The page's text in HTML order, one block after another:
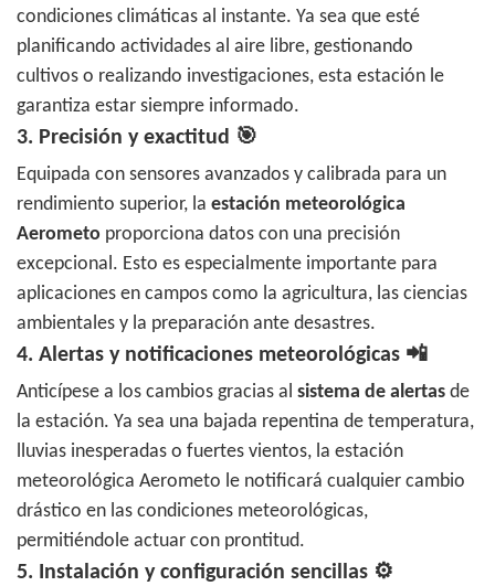
condiciones climáticas al instante. Ya sea que esté
planificando actividades al aire libre, gestionando
cultivos o realizando investigaciones, esta estación le
garantiza estar siempre informado.
3. Precisión y exactitud 🎯
Equipada con sensores avanzados y calibrada para un
rendimiento superior, la estación meteorológica
Aerometo proporciona datos con una precisión
excepcional. Esto es especialmente importante para
aplicaciones en campos como la agricultura, las ciencias
ambientales y la preparación ante desastres.
4. Alertas y notificaciones meteorológicas 📲
Anticípese a los cambios gracias al sistema de alertas de
la estación. Ya sea una bajada repentina de temperatura,
lluvias inesperadas o fuertes vientos, la estación
meteorológica Aerometo le notificará cualquier cambio
drástico en las condiciones meteorológicas,
permitiéndole actuar con prontitud.
5. Instalación y configuración sencillas ⚙️